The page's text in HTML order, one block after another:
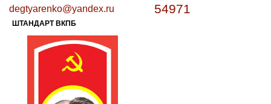
degtyarenko@yandex.ru
ШТАНДАРТ ВКПБ